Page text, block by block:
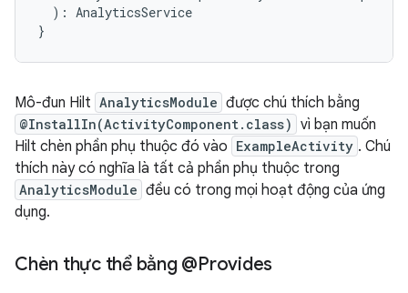
): AnalyticsService
}
Mô-đun Hilt AnalyticsModule được chú thích bằng
@InstallIn(ActivityComponent.class) vì bạn muốn
Hilt chèn phần phụ thuộc đó vào ExampleActivity . Chú
thích này có nghĩa là tất cả phần phụ thuộc trong
AnalyticsModule đều có trong mọi hoạt động của ứng
dụng.
Chèn thực thể bằng @Provides